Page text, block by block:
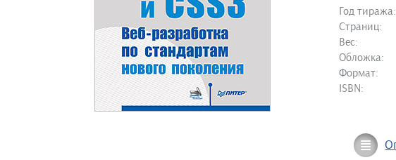
Год тиража:
Страниц:
Вес:
Обложка:
Формат:
ISBN: